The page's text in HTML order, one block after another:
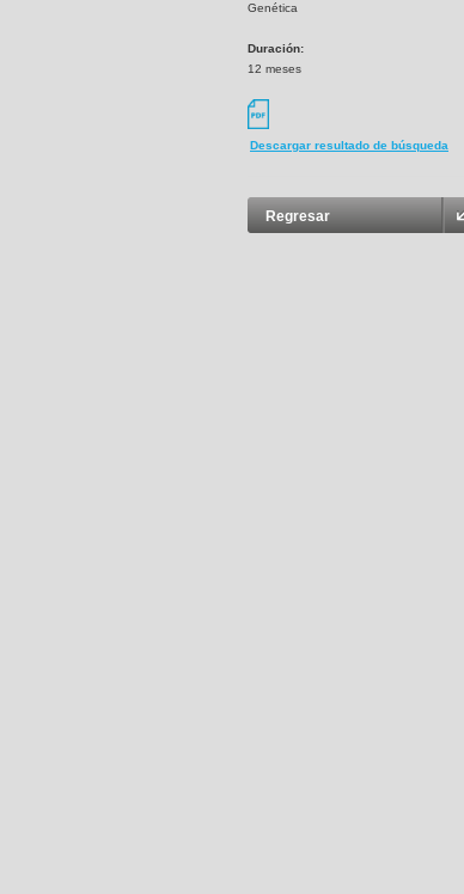
Genética
Duración:
12 meses
Descargar resultado de búsqueda
Regresar